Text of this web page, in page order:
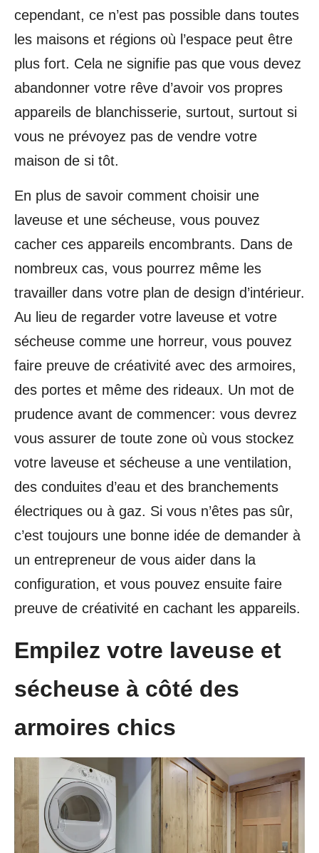
cependant, ce n’est pas possible dans toutes
les maisons et régions où l’espace peut être
plus fort. Cela ne signifie pas que vous devez
abandonner votre rêve d’avoir vos propres
appareils de blanchisserie, surtout, surtout si
vous ne prévoyez pas de vendre votre
maison de si tôt.
En plus de savoir comment choisir une
laveuse et une sécheuse, vous pouvez
cacher ces appareils encombrants. Dans de
nombreux cas, vous pourrez même les
travailler dans votre plan de design d’intérieur.
Au lieu de regarder votre laveuse et votre
sécheuse comme une horreur, vous pouvez
faire preuve de créativité avec des armoires,
des portes et même des rideaux. Un mot de
prudence avant de commencer: vous devrez
vous assurer de toute zone où vous stockez
votre laveuse et sécheuse a une ventilation,
des conduites d’eau et des branchements
électriques ou à gaz. Si vous n’êtes pas sûr,
c’est toujours une bonne idée de demander à
un entrepreneur de vous aider dans la
configuration, et vous pouvez ensuite faire
preuve de créativité en cachant les appareils.
Empilez votre laveuse et
sécheuse à côté des
armoires chics